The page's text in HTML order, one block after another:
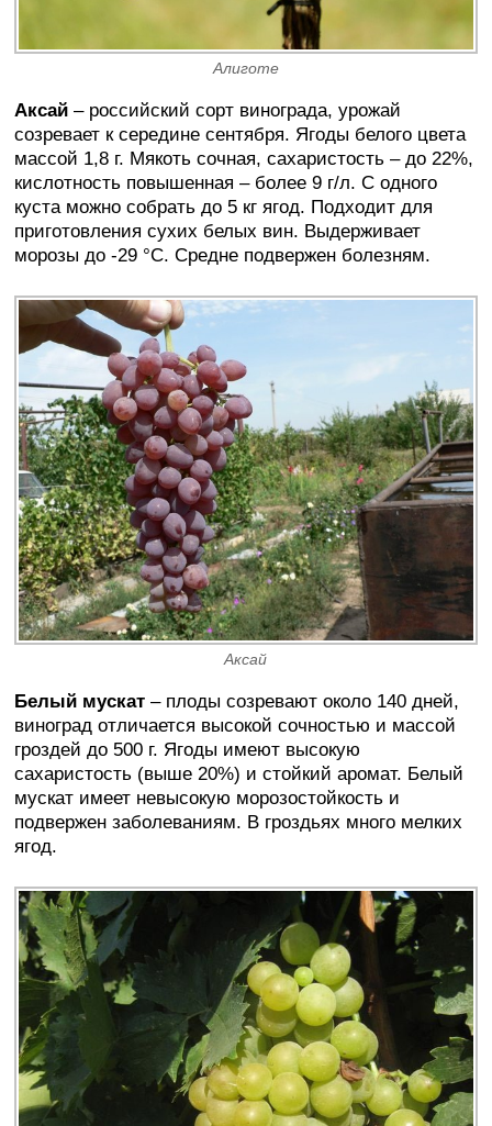
Алиготе
Аксай – российский сорт винограда, урожай
созревает к середине сентября. Ягоды белого цвета
массой 1,8 г. Мякоть сочная, сахаристость – до 22%,
кислотность повышенная – более 9 г/л. С одного
куста можно собрать до 5 кг ягод. Подходит для
приготовления сухих белых вин. Выдерживает
морозы до -29 °C. Средне подвержен болезням.
Аксай
Белый мускат – плоды созревают около 140 дней,
виноград отличается высокой сочностью и массой
гроздей до 500 г. Ягоды имеют высокую
сахаристость (выше 20%) и стойкий аромат. Белый
мускат имеет невысокую морозостойкость и
подвержен заболеваниям. В гроздьях много мелких
ягод.